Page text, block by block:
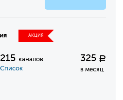
АКЦИЯ
215каналов
Список
325 Р
в месяц